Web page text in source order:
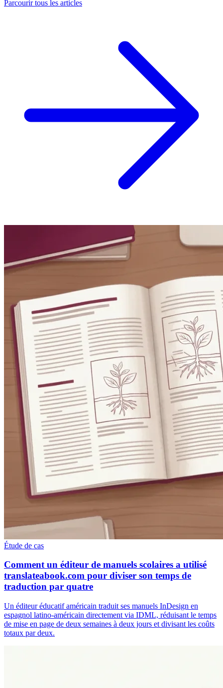
Parcourir tous les articles
Étude de cas
Comment un éditeur de manuels scolaires a utilisé
translateabook.com pour diviser son temps de
traduction par quatre
Un éditeur éducatif américain traduit ses manuels InDesign en
espagnol latino-américain directement via IDML, réduisant le temps
de mise en page de deux semaines à deux jours et divisant les coûts
totaux par deux.